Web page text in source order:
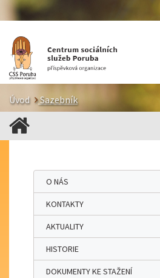
Úvod Sazebník
O NÁS
KONTAKTY
AKTUALITY
HISTORIE
DOKUMENTY KE STAŽENÍ